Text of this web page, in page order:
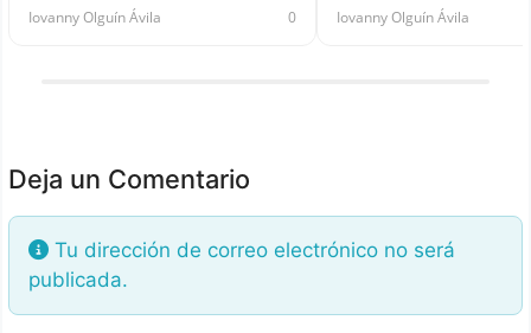
Iovanny Olguín Ávila 0 Iovanny Olguín Ávila
Deja un Comentario
Tu dirección de correo electrónico no será
publicada.